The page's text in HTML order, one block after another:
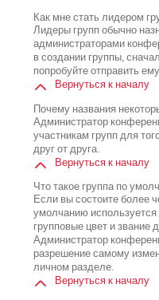
Как мне стать лидером
Лидеры групп обычно
администраторами
в создании группы,
попробуйте отправить
Вернуться к началу
Почему названия
Администратор
участникам групп для
друг от друга.
Вернуться к началу
Что такое группа по
Если вы состоите более
умолчанию используется
групповые цвет и
Администратор
разрешение самому
личном разделе.
Вернуться к началу